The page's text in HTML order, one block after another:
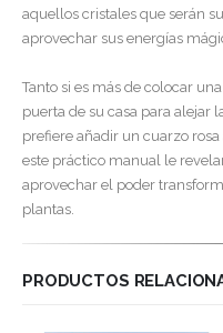
aquellos cristales que serán
aprovechar sus energías
Tanto si es más de colocar
puerta de su casa para alejar
prefiere añadir un cuarzo
este práctico manual le
aprovechar el poder
plantas.
PRODUCTOS